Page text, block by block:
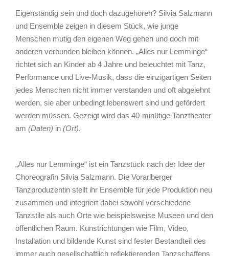
Eigenständig sein und doch dazugehören? Silvia Salzmann
und Ensemble zeigen in diesem Stück, wie junge
Menschen mutig den eigenen Weg gehen und doch mit
anderen verbunden bleiben können. „Alles nur Lemminge“
richtet sich an Kinder ab 4 Jahre und beleuchtet mit Tanz,
Performance und Live-Musik, dass die einzigartigen Seiten
jedes Menschen nicht immer verstanden und oft abgelehnt
werden, sie aber unbedingt lebenswert sind und gefördert
werden müssen. Gezeigt wird das 40-minütige Tanztheater
am (Daten) in (Ort).
„Alles nur Lemminge“ ist ein Tanzstück nach der Idee der
Choreografin Silvia Salzmann. Die Vorarlberger
Tanzproduzentin stellt ihr Ensemble für jede Produktion neu
zusammen und integriert dabei sowohl verschiedene
Tanzstile als auch Orte wie beispielsweise Museen und den
öffentlichen Raum. Kunstrichtungen wie Film, Video,
Installation und bildende Kunst sind fester Bestandteil des
immer auch gesellschaftlich reflektierenden Tanzschaffens